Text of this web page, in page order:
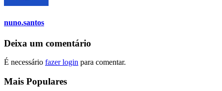
nuno.santos
Deixa um comentário
É necessário fazer login para comentar.
Mais Populares